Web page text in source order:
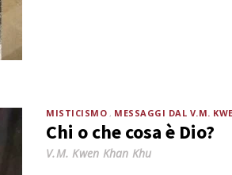
MISTICISMO MESSAGGI DAL V.M.
Chi o che cosa è Dio?
V.M. Kwen Khan Khu